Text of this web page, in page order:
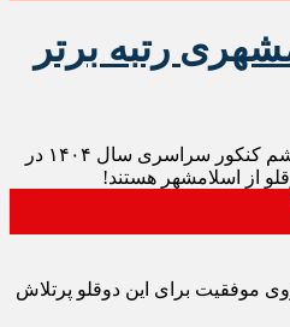
رتبه برتر
در اتفاقی زیبا نفرات پنجم و ششم کنکور سراسری سال ۱۴۰۴ در
از اسلامشهر هستند!
موفقیت برای این دوقلو پرتلاش